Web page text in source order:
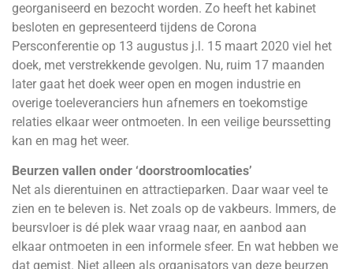
georganiseerd en bezocht worden. Zo heeft het kabinet
besloten en gepresenteerd tijdens de Corona
Persconferentie op 13 augustus j.l. 15 maart 2020 viel het
doek, met verstrekkende gevolgen. Nu, ruim 17 maanden
later gaat het doek weer open en mogen industrie en
overige toeleveranciers hun afnemers en toekomstige
relaties elkaar weer ontmoeten. In een veilige beurssetting
kan en mag het weer.
Beurzen vallen onder ‘doorstroomlocaties’
Net als dierentuinen en attractieparken. Daar waar veel te
zien en te beleven is. Net zoals op de vakbeurs. Immers, de
beursvloer is dé plek waar vraag naar, en aanbod aan
elkaar ontmoeten in een informele sfeer. En wat hebben we
dat gemist. Niet alleen als organisators van deze beurzen